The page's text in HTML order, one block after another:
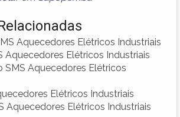
Aquecedores Elétricos Industriais
Aquecedores Elétricos Industriais
SMS Aquecedores Elétricos
Elétricos Industriais
Aquecedores Elétricos Industriais